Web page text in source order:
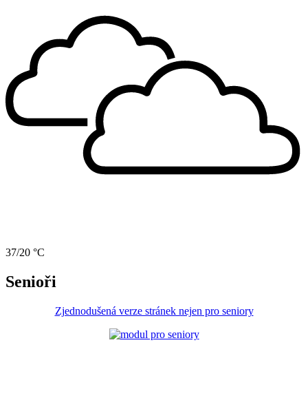
37/20 °C
Senioři
Zjednodušená verze stránek nejen pro seniory